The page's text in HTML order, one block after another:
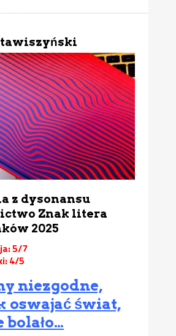
z dysonansu
Znak litera
2025
5/7
4/5
niezgodne,
oswajać świat,
bolało…